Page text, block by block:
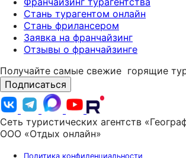
Стань турагентом онлайн
Стань фрилансером
Заявка на франчайзинг
Отзывы о франчайзинге
Получайте самые свежие горящие
Подписаться
Сеть туристических агентств
ООО «Отдых онлайн»
Политика конфиденциальности